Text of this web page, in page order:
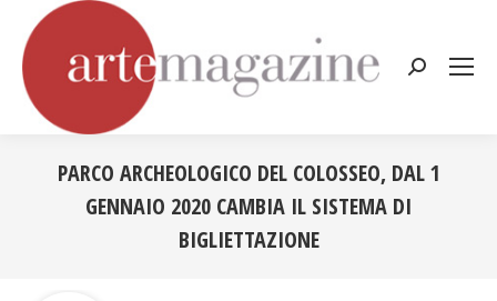
Cerca:
PARCO ARCHEOLOGICO DEL COLOSSEO, DAL 1
GENNAIO 2020 CAMBIA IL SISTEMA DI
BIGLIETTAZIONE